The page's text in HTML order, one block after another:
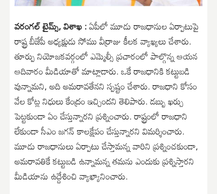
వరంగల్ టైమ్స్, విశాఖ :ఏపీలో మూడు రాజధానుల ఏర్పాటుపై
రాష్ట్ర బీజేపీ అధ్యక్షుడు సోము వీర్రాజు కీలక వ్యాఖ్యలు చేశారు.
తూర్పు నియోజకవర్గంలో ఎమ్మెల్సీ ప్రచారంలో పాల్గొన్న ఆయన
ఆదివారం మీడియాతో మాట్లాడారు. ఒకే రాజధానికి కట్టుబడి
వున్నామని, అది అమరావతేనని స్పష్టం చేశారు. రాజధాని కోసం
వేల కోట్ల నిధులు కేంద్రం ఇచ్చిందని తెలిపారు. డబ్బు ఖర్చు
పెట్టకుండా ఏం చేస్తున్నారని ప్రశ్నించారు. రాష్ట్రంలో రాజధాని
లేకుండా సీఎం జగన్ కాలక్షేపం చేస్తున్నారని విమర్శించారు.
మూడు రాజధానులు ఏర్పాటు చేస్తామన్న వారిని ప్రశ్నించకుండా,
అమరావతికే కట్టుబడి ఉన్నామన్న తమను ఎందుకు ప్రశ్నిస్తారని
మీడియాను ఉద్దేశించి వ్యాఖ్యానించారు.